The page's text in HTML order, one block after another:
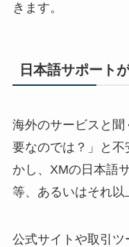
きます。
日本語サポート
海外のサービスと
要なのでは？」と不
かし、XMの日本語
等、あるいはそれ以
公式サイトや取引